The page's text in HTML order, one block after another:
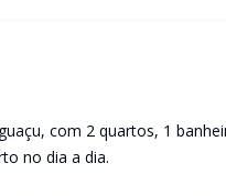
com 2 quartos, 1
no dia a dia.